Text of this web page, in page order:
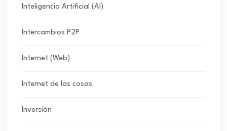
Inteligencia Artificial (AI)
Intercambios P2P
Internet (Web)
Internet de las cosas
Inversión